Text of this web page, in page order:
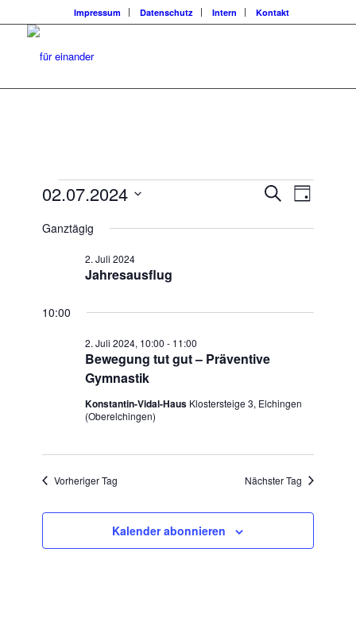
Impressum Datenschutz Intern Kontakt
Veranstaltungen
für
2024
SucheTag
02.07.2024
wählen.
Ganztägig
Jahresausflug
2. Juli 2024
10:00
Bewegung tut gut – Präventive
Gymnastik
2. Juli 2024, 10:00 - 11:00
Konstantin-Vidal-Haus Klostersteige 3, Elchingen
(Oberelchingen)
Vorheriger Tag Nächster Tag
Kalender abonnieren